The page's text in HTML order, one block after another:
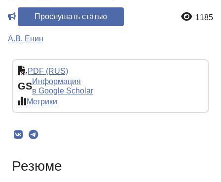
Прослушать статью 1185
А.В. Енин
PDF (RUS)
GSИнформация
в Google Scholar
Метрики
Резюме